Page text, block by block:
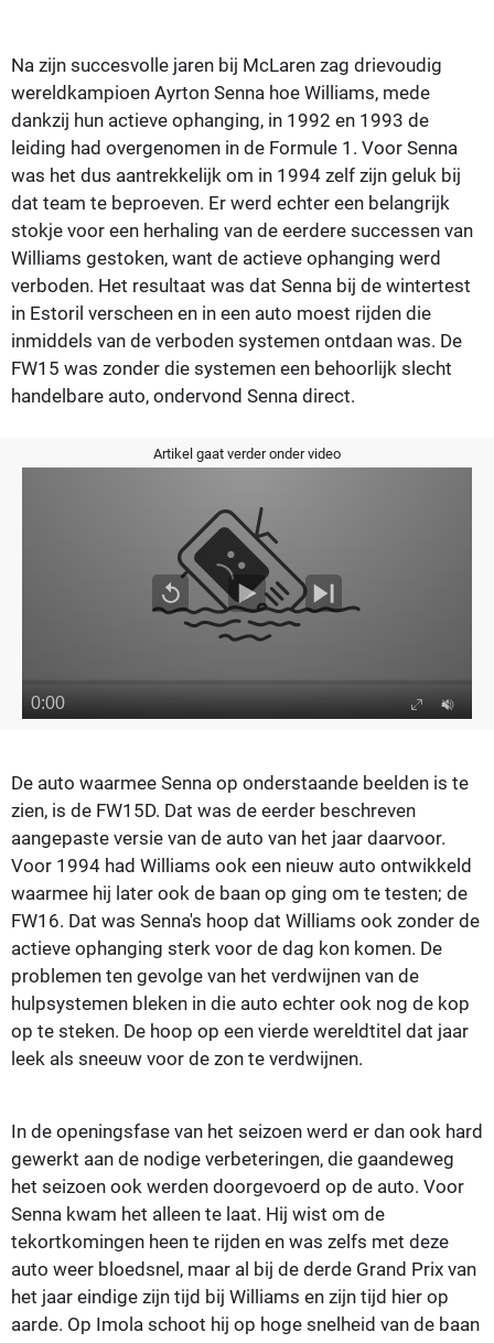
Na zijn succesvolle jaren bij McLaren zag drievoudig
wereldkampioen Ayrton Senna hoe Williams, mede
dankzij hun actieve ophanging, in 1992 en 1993 de
leiding had overgenomen in de Formule 1. Voor Senna
was het dus aantrekkelijk om in 1994 zelf zijn geluk bij
dat team te beproeven. Er werd echter een belangrijk
stokje voor een herhaling van de eerdere successen van
Williams gestoken, want de actieve ophanging werd
verboden. Het resultaat was dat Senna bij de wintertest
in Estoril verscheen en in een auto moest rijden die
inmiddels van de verboden systemen ontdaan was. De
FW15 was zonder die systemen een behoorlijk slecht
handelbare auto, ondervond Senna direct.
Artikel gaat verder onder video
De auto waarmee Senna op onderstaande beelden is te
zien, is de FW15D. Dat was de eerder beschreven
aangepaste versie van de auto van het jaar daarvoor.
Voor 1994 had Williams ook een nieuw auto ontwikkeld
waarmee hij later ook de baan op ging om te testen; de
FW16. Dat was Senna's hoop dat Williams ook zonder de
actieve ophanging sterk voor de dag kon komen. De
problemen ten gevolge van het verdwijnen van de
hulpsystemen bleken in die auto echter ook nog de kop
op te steken. De hoop op een vierde wereldtitel dat jaar
leek als sneeuw voor de zon te verdwijnen.
In de openingsfase van het seizoen werd er dan ook hard
gewerkt aan de nodige verbeteringen, die gaandeweg
het seizoen ook werden doorgevoerd op de auto. Voor
Senna kwam het alleen te laat. Hij wist om de
tekortkomingen heen te rijden en was zelfs met deze
auto weer bloedsnel, maar al bij de derde Grand Prix van
het jaar eindige zijn tijd bij Williams en zijn tijd hier op
aarde. Op Imola schoot hij op hoge snelheid van de baan